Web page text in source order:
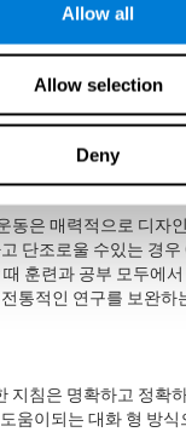
Allow all
Allow selection
Deny
. 이런 식으로 우리는
니다. 이를 통해 인지
니다. 우리는 기술이
사용할 수 있습니다.
동은 매력적으로 디자
단조로울 수있는 경우
훈련과 공부 모두에
통적인 연구를 보완하
지침은 명확하고 정확
움이되는 대화 형 방